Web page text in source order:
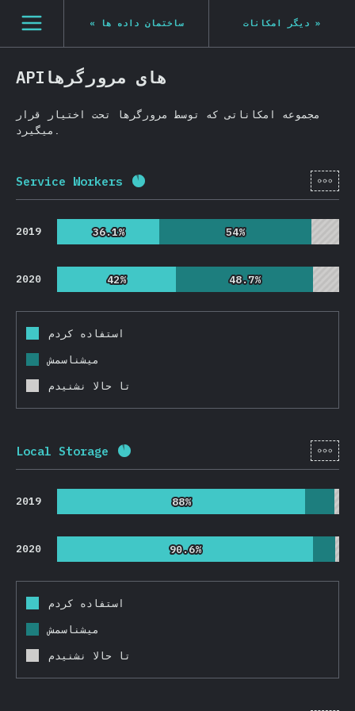
[fa-IR] general.open_nav
« ساختمان داده ها دیگر امکانات »
APIهای مرورگرها
مجموعه امکاناتی که توسط مرورگرها تحت اختیار قرار
میگیرد.
Service Workers Completion percentage: 91.3% (
[fa-
2019 36.1%
36.1% 54%
54%
2020 42%
42% 48.7%
48.7%
استفاده کردم
میشناسمش
تا حالا نشنیدم
Local Storage Completion percentage: % (
[fa-
2019 88%
88%
2020 90.6%
90.6%
استفاده کردم
میشناسمش
تا حالا نشنیدم